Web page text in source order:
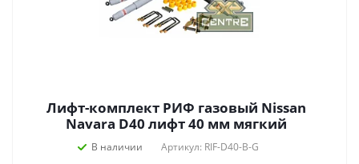
Лифт-комплект РИФ газовый Nissan
Navara D40 лифт 40 мм мягкий
В наличии Артикул: RIF-D40-B-G